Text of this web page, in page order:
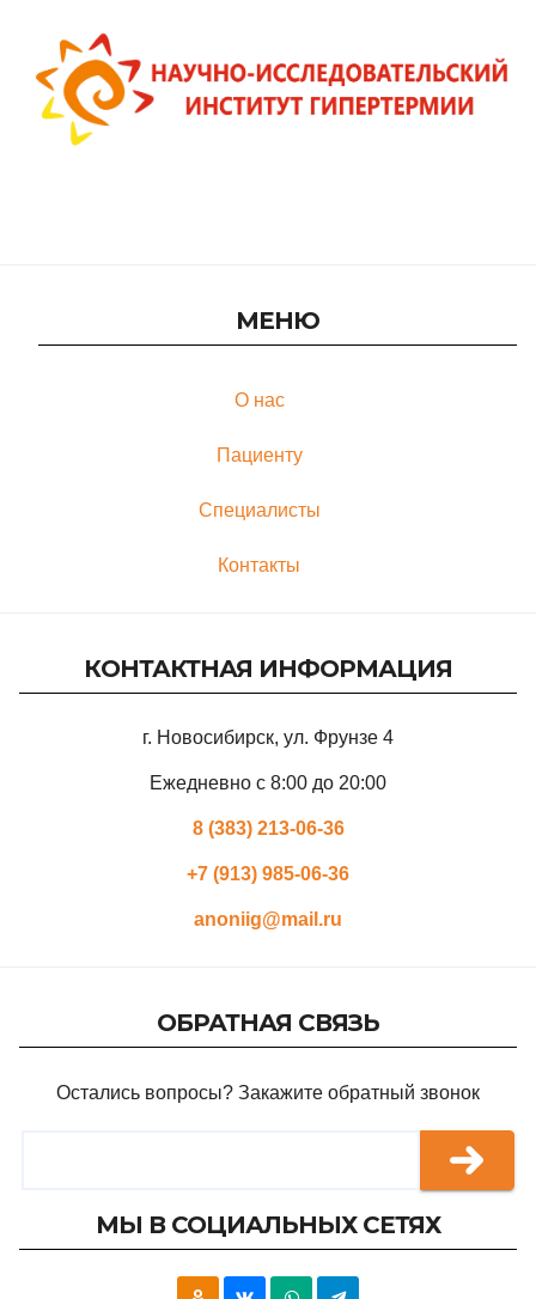
МЕНЮ
О нас
Пациенту
Специалисты
Контакты
КОНТАКТНАЯ ИНФОРМАЦИЯ
г. Новосибирск, ул. Фрунзе 4
Ежедневно с 8:00 до 20:00
8 (383) 213-06-36
+7 (913) 985-06-36
anoniig@mail.ru
ОБРАТНАЯ СВЯЗЬ
Остались вопросы? Закажите обратный звонок
МЫ В СОЦИАЛЬНЫХ СЕТЯХ